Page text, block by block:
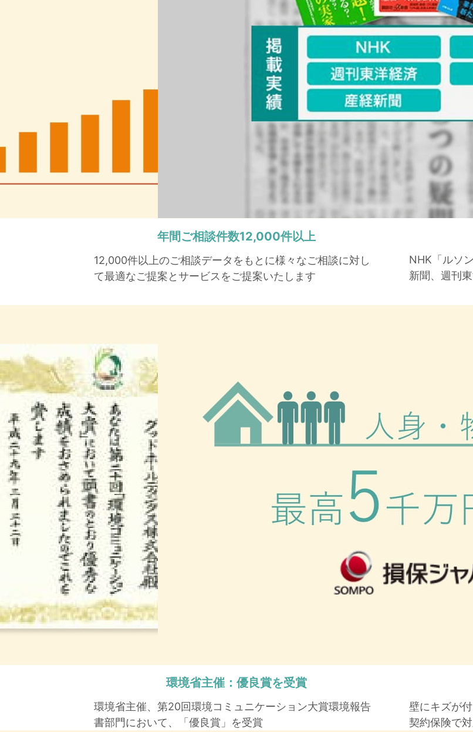
年間ご相談件数12,000件以上
12,000件以上のご相談データをもとに様々なご相談に対し
て最適なご提案とサービスをご提案いたします
NHK「ルソ
新聞、週刊
環境省主催：優良賞を受賞
環境省主催、第20回環境コミュニケーション大賞環境報告
書部門において、「優良賞」を受賞
壁にキズが
契約保険で